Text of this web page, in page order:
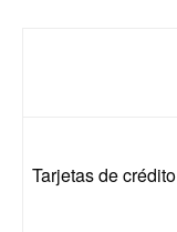
Tarjetas de crédito